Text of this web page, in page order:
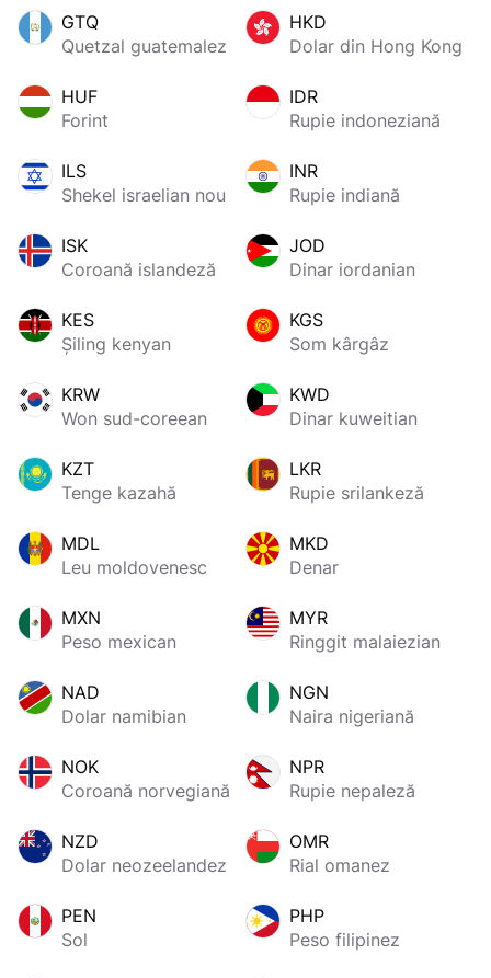
GTQ
Quetzal guatemalez
HKD
Dolar din Hong Kong
HUF
Forint
IDR
Rupie indoneziană
ILS
Shekel israelian nou
INR
Rupie indiană
ISK
Coroană islandeză
JOD
Dinar iordanian
KES
Șiling kenyan
KGS
Som kârgâz
KRW
Won sud-coreean
KWD
Dinar kuweitian
KZT
Tenge kazahă
LKR
Rupie srilankeză
MDL
Leu moldovenesc
MKD
Denar
MXN
Peso mexican
MYR
Ringgit malaiezian
NAD
Dolar namibian
NGN
Naira nigeriană
NOK
Coroană norvegiană
NPR
Rupie nepaleză
NZD
Dolar neozeelandez
OMR
Rial omanez
PEN
Sol
PHP
Peso filipinez